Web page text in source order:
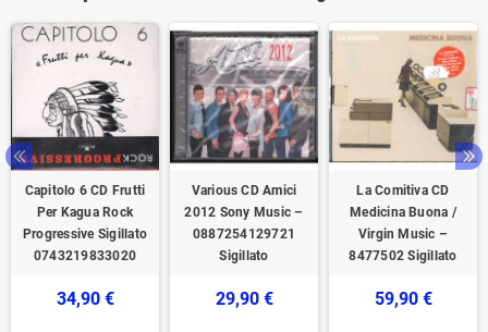
Capitolo 6 ‎‎‎CD Frutti
Per Kagua Rock
Progressive Sigillato
0743219833020
34,90 €
Various CD Amici
2012 Sony Music –
0887254129721
Sigillato
29,90 €
La Comitiva CD
Medicina Buona /
Virgin Music ‎–
8477502 Sigillato
59,90 €